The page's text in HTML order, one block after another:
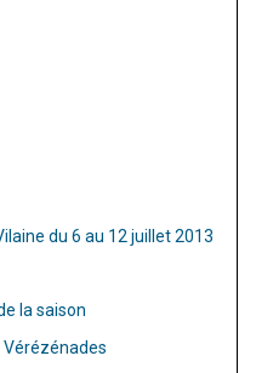
du 6 au 12 juillet 2013
la saison
Vérézénades